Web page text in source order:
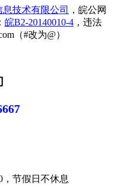
技术有限公司
，皖公网
皖B2-20140010-4 ，违法
（#改为@）
，节假日不休息